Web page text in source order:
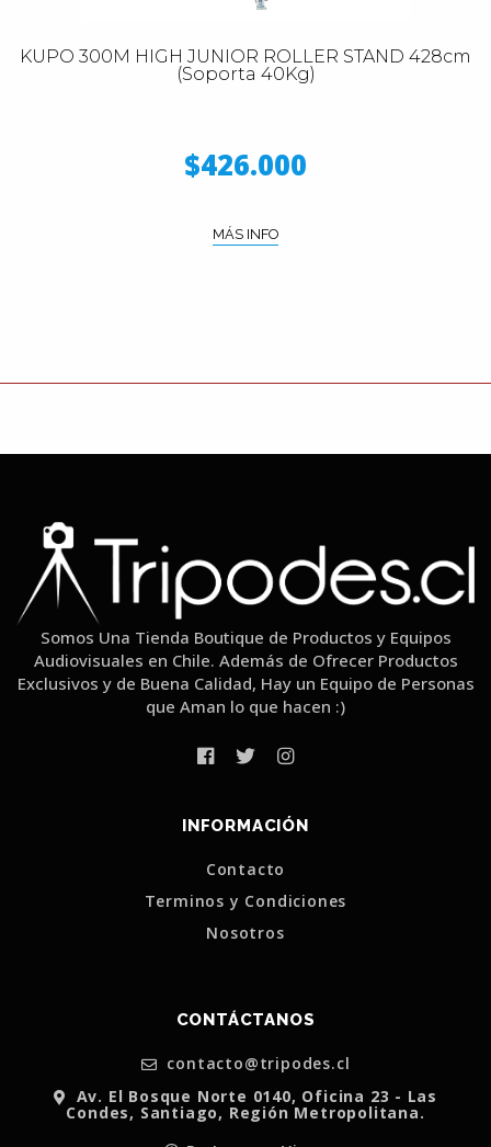
KUPO 300M HIGH JUNIOR ROLLER STAND 428cm
(Soporta 40Kg)
$426.000
MÁS INFO
Somos Una Tienda Boutique de Productos y Equipos
Audiovisuales en Chile. Además de Ofrecer Productos
Exclusivos y de Buena Calidad, Hay un Equipo de Personas
que Aman lo que hacen :)
INFORMACIÓN
Contacto
Terminos y Condiciones
Nosotros
CONTÁCTANOS
contacto@tripodes.cl
Av. El Bosque Norte 0140, Oficina 23 - Las
Condes, Santiago, Región Metropolitana.